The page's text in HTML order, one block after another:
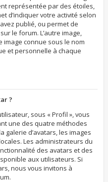
représentée par des étoiles,
d’indiquer votre activité selon
publié, ou permet de
le forum. L’autre image,
image connue sous le nom
et personnelle à chaque
?
sous « Profil », vous
une des quatre méthodes
galerie d’avatars, les images
Les administrateurs du
des avatars et des
aux utilisateurs. Si
nous vous invitons à